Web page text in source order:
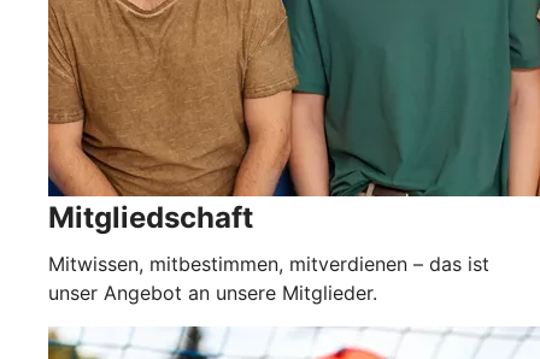
Mitgliedschaft
Mitwissen, mitbestimmen, mitverdienen – das ist
unser Angebot an unsere Mitglieder.